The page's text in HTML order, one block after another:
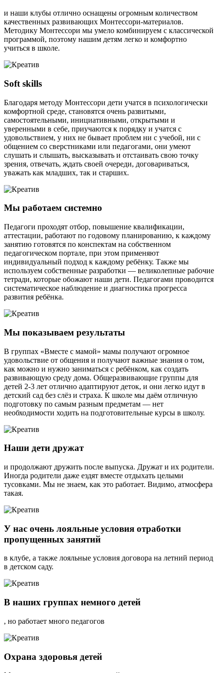
и наши клубы отлично оснащены огромным количеством
качественных развивающих Монтессори-материалов.
Методику Монтессори мы умело комбинируем с классической
программой, поэтому нашим детям легко и комфортно
учиться в школе.
Soft skills
Благодаря методу Монтессори дети учатся в психологически
комфортной среде, становятся очень развитыми,
самостоятельными, инициативными, открытыми и
уверенными в себе, приучаются к порядку и учатся с
удовольствием, у них не бывает проблем ни с учебой, ни с
общением со сверстниками или педагогами, они умеют
слушать и слышать, высказывать и отстаивать свою точку
зрения, отвечать, ждать своей очереди, договариваться,
уважать как младших, так и старших.
Мы работаем системно
Педагоги проходят отбор, повышение квалификации,
аттестации, работают по годовому планированию, к каждому
занятию готовятся по конспектам на собственном
педагогическом портале, при этом применяют
индивидуальный подход к каждому ребёнку. Также мы
используем собственные разработки — великолепные рабочие
тетради, которые обожают наши дети. Педагогами проводится
систематическое наблюдение и диагностика прогресса
развития ребёнка.
Мы показываем результаты
В группах «Вместе с мамой» мамы получают огромное
удовольствие от общения и получают важные знания о том,
как можно и нужно заниматься с ребёнком, как создать
развивающую среду дома. Общеразвивающие группы для
детей 2-3 лет отлично адаптируют деток, и они легко идут в
детский сад без слёз и страха. К школе мы даём отличную
подготовку по самым разным предметам — нет
необходимости ходить на подготовительные курсы в школу.
Наши дети дружат
и продолжают дружить после выпуска. Дружат и их родители.
Иногда родители даже ездят вместе отдыхать целыми
тусовками. Мы не знаем, как это работает. Видимо, атмосфера
такая.
У нас очень лояльные условия отработки
пропущенных занятий
в клубе, а также лояльные условия договора на летний период
в детском саду.
В наших группах немного детей
, но работает много педагогов
Охрана здоровья детей